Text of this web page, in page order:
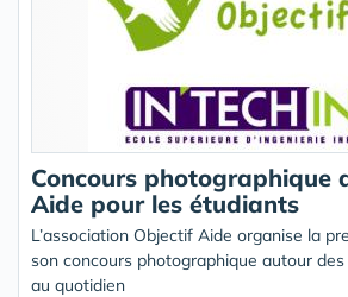
Concours photographique
Aide pour les étudiants
L’association Objectif Aide organise la
son concours photographique autour
au quotidien